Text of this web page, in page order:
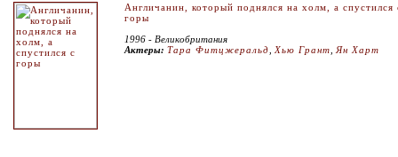
Англичанин, который поднялся на холм, а спустился
горы
1996 - Великобритания
Актеры: Тара Фитцжеральд Хью Грант Ян Харт